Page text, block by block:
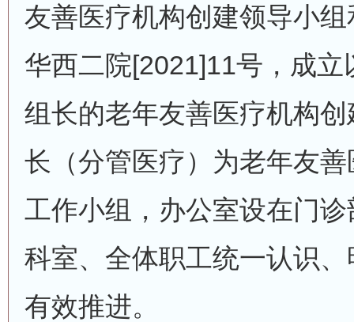
友善医疗机构创建领导小
华西二院[2021]11号，成
组长的老年友善医疗机构
长（分管医疗）为老年友
工作小组，办公室设在门
科室、全体职工统一认识
有效推进。